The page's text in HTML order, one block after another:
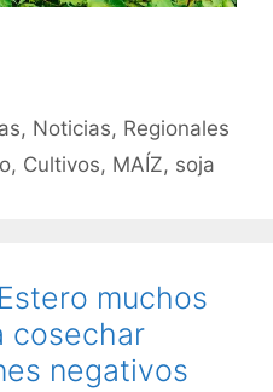
, Noticias, Regionales
, Cultivos, MAÍZ, soja
muchos
cosechar
negativos